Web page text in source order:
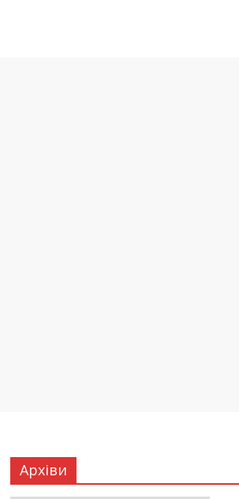
Архіви